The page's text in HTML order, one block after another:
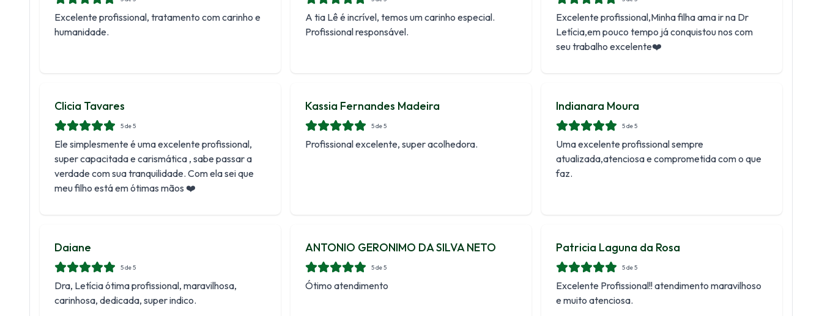
Excelente profissional, tratamento com carinho e
humanidade.
A tia Lê é incrível, temos um carinho especial.
Profissional responsável.
Excelente profissional,Minha filha ama ir na Dr
Letícia,em pouco tempo já conquistou nos com
seu trabalho excelente❤️
Clicia Tavares
5de 5
Ele simplesmente é uma excelente profissional,
super capacitada e carismática , sabe passar a
verdade com sua tranquilidade. Com ela sei que
meu filho está em ótimas mãos ❤️
Kassia Fernandes Madeira
5de 5
Profissional excelente, super acolhedora.
Indianara Moura
5de 5
Uma excelente profissional sempre
atualizada,atenciosa e comprometida com o que
faz.
Daiane
5de 5
Dra, Letícia ótima profissional, maravilhosa,
carinhosa, dedicada, super indico.
ANTONIO GERONIMO DA SILVA NETO
5de 5
Ótimo atendimento
Patricia Laguna da Rosa
5de 5
Excelente Profissional!! atendimento maravilhoso
e muito atenciosa.